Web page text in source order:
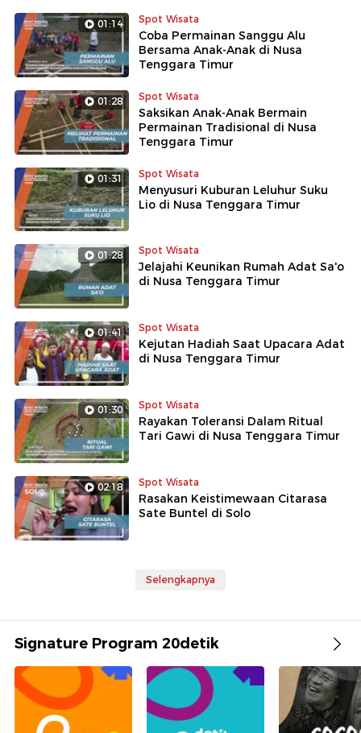
01:14 Spot Wisata
Coba Permainan Sanggu Alu
Bersama Anak-Anak di Nusa
Tenggara Timur
01:28 Spot Wisata
Saksikan Anak-Anak Bermain
Permainan Tradisional di Nusa
Tenggara Timur
01:31 Spot Wisata
Menyusuri Kuburan Leluhur Suku
Lio di Nusa Tenggara Timur
01:28 Spot Wisata
Jelajahi Keunikan Rumah Adat Sa'o
di Nusa Tenggara Timur
01:41 Spot Wisata
Kejutan Hadiah Saat Upacara Adat
di Nusa Tenggara Timur
01:30 Spot Wisata
Rayakan Toleransi Dalam Ritual
Tari Gawi di Nusa Tenggara Timur
02:18 Spot Wisata
Rasakan Keistimewaan Citarasa
Sate Buntel di Solo
Selengkapnya
Signature Program 20detik